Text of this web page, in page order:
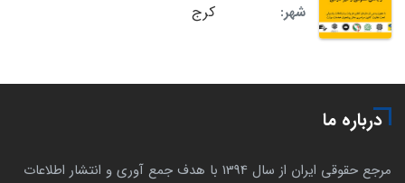
شهر:
کرج
درباره ما
مرجع حقوقی ایران از سال 1394 با هدف جمع آوری و انتشار اطلاعات